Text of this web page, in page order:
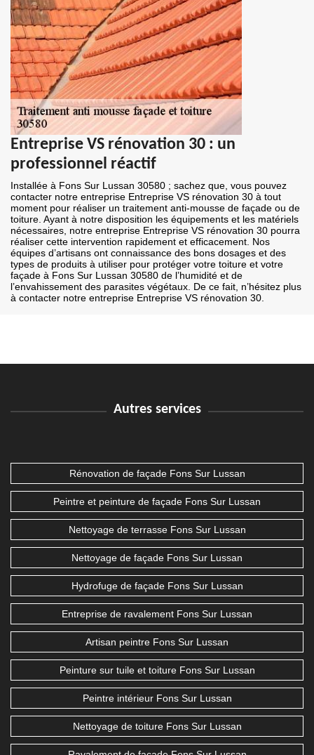
Entreprise VS rénovation 30 : un
professionnel réactif
Installée à Fons Sur Lussan 30580 ; sachez que, vous pouvez
contacter notre entreprise Entreprise VS rénovation 30 à tout
moment pour réaliser un traitement anti-mousse de façade ou de
toiture. Ayant à notre disposition les équipements et les matériels
nécessaires, notre entreprise Entreprise VS rénovation 30 pourra
réaliser cette intervention rapidement et efficacement. Nos
équipes d’artisans ont connaissance des bons dosages et des
types de produits à utiliser pour protéger votre toiture et votre
façade à Fons Sur Lussan 30580 de l’humidité et de
l’envahissement des parasites végétaux. De ce fait, n’hésitez plus
à contacter notre entreprise Entreprise VS rénovation 30.
Autres services
Rénovation de façade Fons Sur Lussan
Peintre et peinture de façade Fons Sur Lussan
Nettoyage de terrasse Fons Sur Lussan
Nettoyage de façade Fons Sur Lussan
Hydrofuge de façade Fons Sur Lussan
Entreprise de ravalement Fons Sur Lussan
Artisan peintre Fons Sur Lussan
Peinture sur tuile et toiture Fons Sur Lussan
Peintre intérieur Fons Sur Lussan
Nettoyage de toiture Fons Sur Lussan